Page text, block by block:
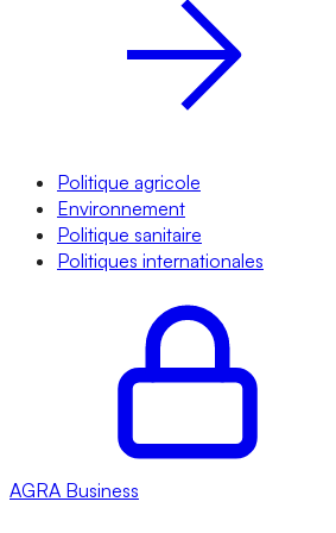
Politique agricole
Environnement
Politique sanitaire
Politiques internationales
AGRA Business